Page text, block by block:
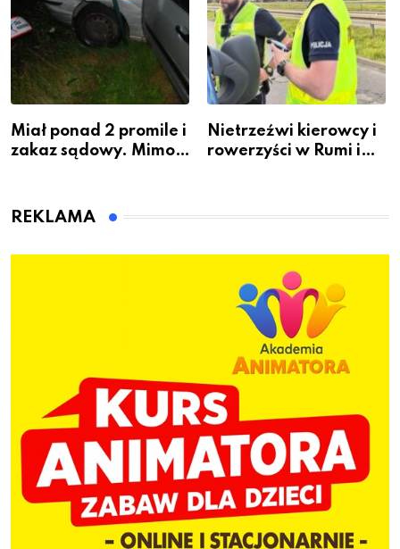
Miał ponad 2 promile i
zakaz sądowy. Mimo
Bolszewie i uderzył w
Nietrzeźwi kierowcy i
rowerzyści w Rumi i
REKLAMA